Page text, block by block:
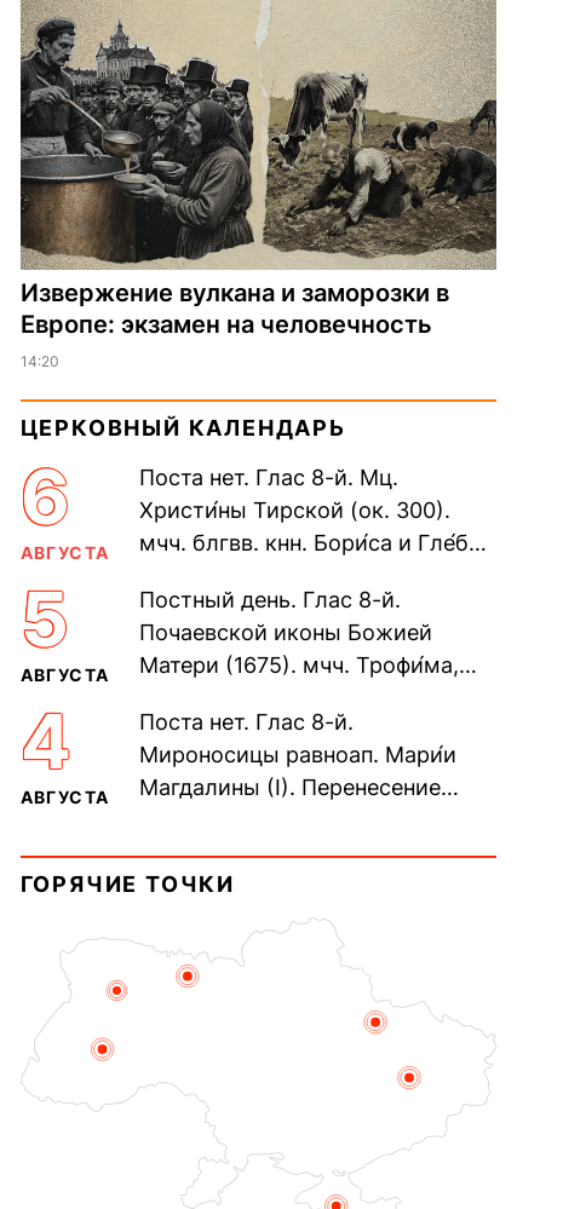
Извержение вулкана и заморозки в
Европе: экзамен на человечность
14:20
ЦЕРКОВНЫЙ КАЛЕНДАРЬ
6
АВГУСТА
Поста нет. Глас 8-й. Мц.
Христи́ны Тирской (ок. 300).
мчч. блгвв. кнн. Бори́са и Гле́ба,
Дави́да (1015). Прп....
5
АВГУСТА
Постный день. Глас 8-й.
Почаевской иконы Божией
Матери (1675). мчч. Трофи́ма,
мучеников (284–305). прав.
воина Фео́дора...
4
АВГУСТА
Поста нет. Глас 8-й.
Мироносицы равноап. Мари́и
Магдалины (I). Перенесение
Синопского (403–404). Прп.
Корни́лия...
ГОРЯЧИЕ ТОЧКИ